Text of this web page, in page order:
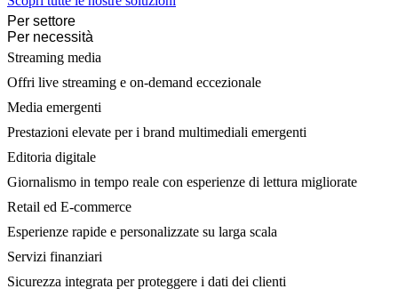
Per settore
Per necessità
Streaming media
Offri live streaming e on-demand eccezionale
Media emergenti
Prestazioni elevate per i brand multimediali emergenti
Editoria digitale
Giornalismo in tempo reale con esperienze di lettura migliorate
Retail ed E-commerce
Esperienze rapide e personalizzate su larga scala
Servizi finanziari
Sicurezza integrata per proteggere i dati dei clienti